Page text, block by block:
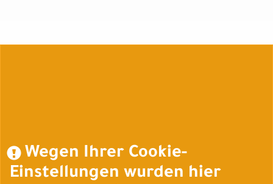
Wegen Ihrer Cookie-
Einstellungen wurden hier